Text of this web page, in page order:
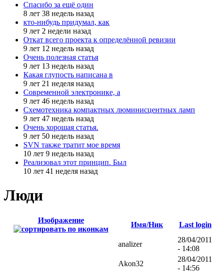
Спасибо за ещё один
8 лет 38 недель назад
кто-нибудь придумал, как
9 лет 2 недели назад
Откат всего проекта к определённой ревизии
9 лет 12 недель назад
Очень полезная статья
9 лет 13 недель назад
Какая глупость написана в
9 лет 21 неделя назад
Современной электронике, а
9 лет 46 недель назад
Схемотехника компактных люминисцентных ламп
9 лет 47 недель назад
Очень хорошая статья.
9 лет 50 недель назад
SVN также тратит мое время
10 лет 9 недель назад
Реализовал этот принцип. Был
10 лет 41 неделя назад
Люди
Изображение
Имя/Ник Last login
analizer
28/04/2011
- 14:08
Akon32
28/04/2011
- 14:56